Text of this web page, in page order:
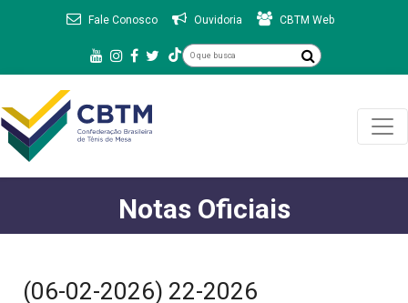
Fale Conosco Ouvidoria CBTM Web
Notas Oficiais
(06-02-2026) 22-2026